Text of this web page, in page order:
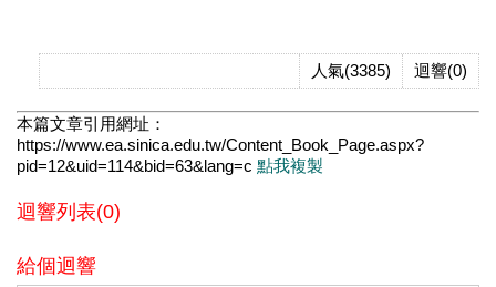
迴響(0)
人氣(3385)
本篇文章引用網址：
https://www.ea.sinica.edu.tw/Content_Book_Page.aspx?
pid=12&uid=114&bid=63&lang=c 點我複製
迴響列表(0)
給個迴響